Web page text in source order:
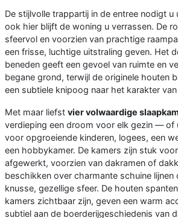
De stijlvolle trappartij in de entree nodigt
ook hier blijft de woning u verrassen. De
sfeervol en voorzien van prachtige
een frisse, luchtige uitstraling geven. Het
beneden geeft een gevoel van ruimte en
begane grond, terwijl de originele houten
een subtiele knipoog naar het karakter
Met maar liefst vier volwaardige
verdieping een droom voor elk gezin — of
voor opgroeiende kinderen, logees, een
een hobbykamer. De kamers zijn stuk
afgewerkt, voorzien van dakramen of
beschikken over charmante schuine lijnen
knusse, gezellige sfeer. De houten
kamers zichtbaar zijn, geven een warm
subtiel aan de boerderijgeschiedenis van